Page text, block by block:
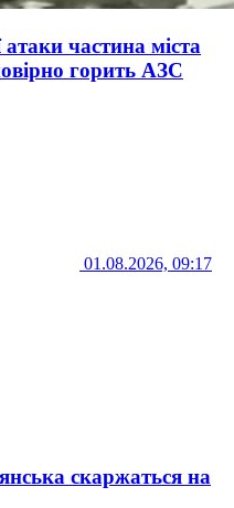
частина міста
горить АЗС
01.08.2026, 09:17
скаржаться на